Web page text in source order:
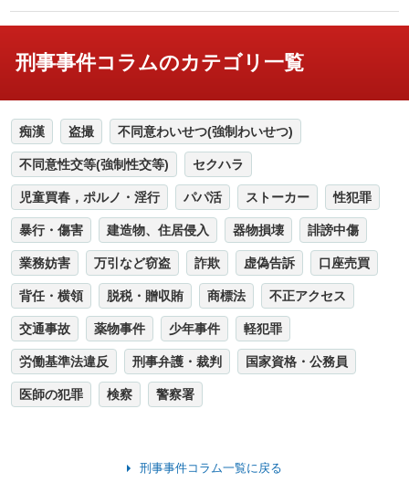
刑事事件コラムのカテゴリ一覧
痴漢 盗撮 不同意わいせつ(強制わいせつ)
不同意性交等(強制性交等) セクハラ
児童買春，ポルノ・淫行 パパ活 ストーカー 性犯罪
暴行・傷害 建造物、住居侵入 器物損壊 誹謗中傷
業務妨害 万引など窃盗 詐欺 虚偽告訴 口座売買
背任・横領 脱税・贈収賄 商標法 不正アクセス
交通事故 薬物事件 少年事件 軽犯罪
労働基準法違反 刑事弁護・裁判 国家資格・公務員
医師の犯罪 検察 警察署
刑事事件コラム一覧に戻る